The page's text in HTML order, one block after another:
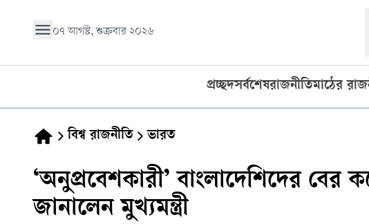
০৭ আগস্ট, শুক্রবার ২০২৬
প্রচ্ছদসর্বশেষরাজনীতিমাঠের
বিশ্ব রাজনীতি ভারত
‘অনুপ্রবেশকারী’ বাংলাদেশিদের বের
জানালেন মুখ্যমন্ত্রী